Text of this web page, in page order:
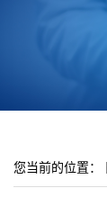
您当前的位置：